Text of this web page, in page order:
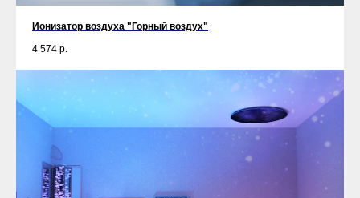
Ионизатор воздуха "Горный воздух"
4 574 р.